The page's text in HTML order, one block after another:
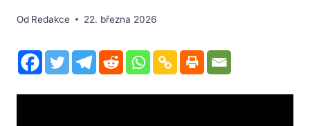
Od Redakce 22. března 2026